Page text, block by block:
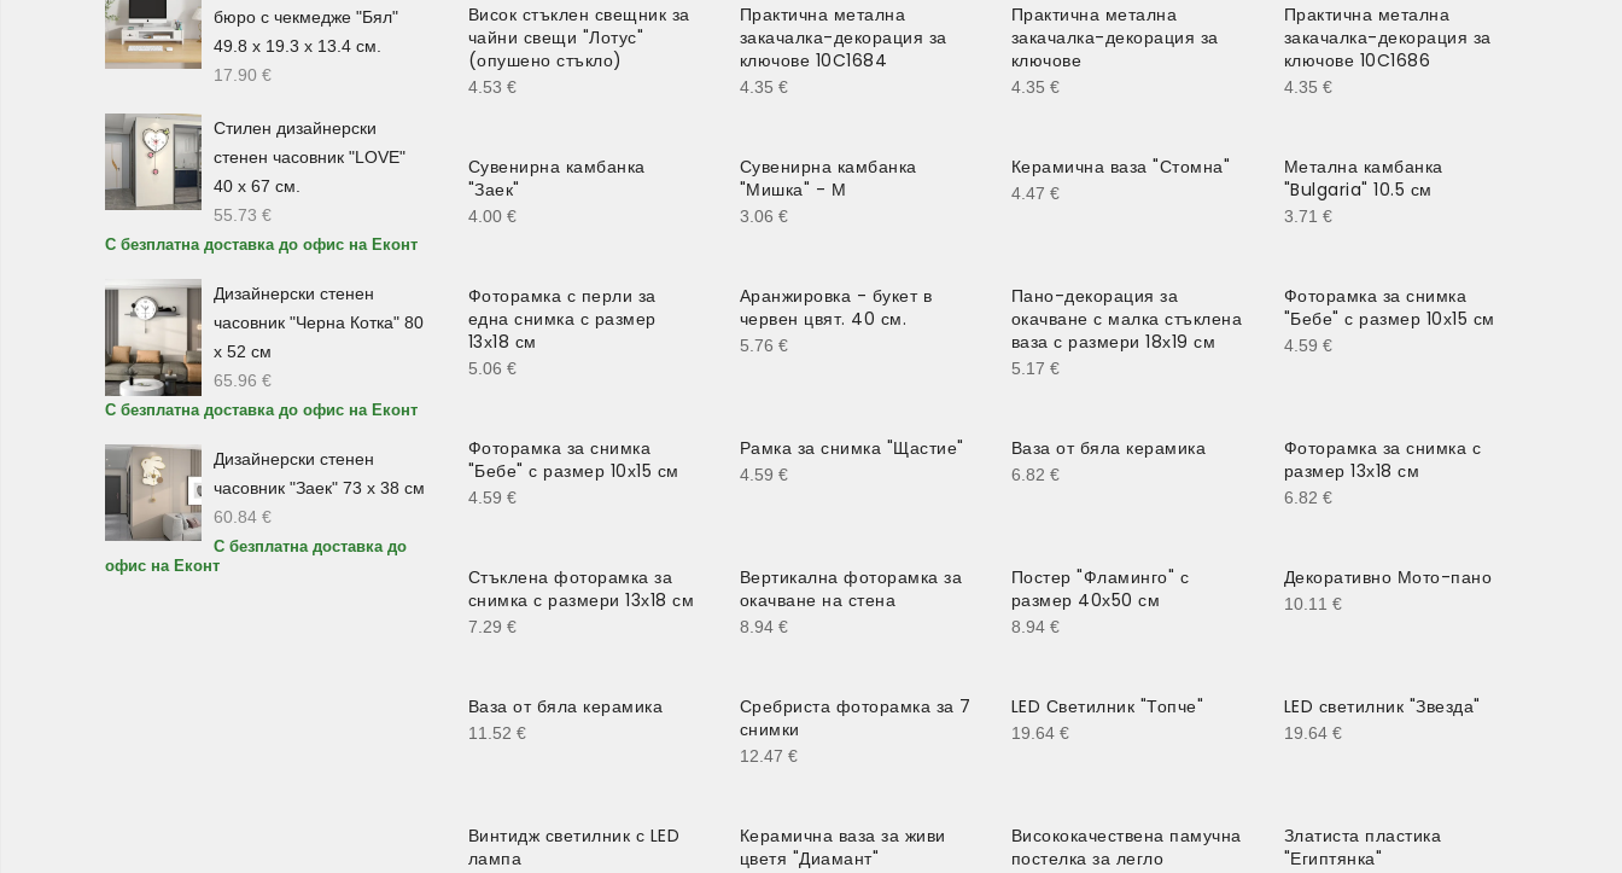
Висок стъклен свещник за
чайни свещи "Лотус"
(опушено стъкло)
4.53 €
Практична метална
закачалка-декорация за
ключове 10C1684
4.35 €
Практична метална
закачалка-декорация за
ключове
4.35 €
Практична метална
закачалка-декорация за
ключове 10C1686
4.35 €
Сувенирна камбанка
"Заек"
4.00 €
Сувенирна камбанка
"Мишка" - М
3.06 €
Керамична ваза "Стомна"
4.47 €
Метална камбанка
"Bulgaria" 10.5 см
3.71 €
Фоторамка с перли за
една снимка с размер
13х18 см
5.06 €
Аранжировка - букет в
червен цвят. 40 см.
5.76 €
Пано-декорация за
окачване с малка стъклена
ваза с размери 18х19 см
5.17 €
Фоторамка за снимка
"Бебе" с размер 10х15 см
4.59 €
Фоторамка за снимка
"Бебе" с размер 10х15 см
4.59 €
Рамка за снимка "Щастие"
4.59 €
Ваза от бяла керамика
6.82 €
Фоторамка за снимка с
размер 13х18 см
6.82 €
Стъклена фоторамка за
снимка с размери 13х18 см
7.29 €
Вертикална фоторамка за
окачване на стена
8.94 €
Постер "Фламинго" с
размер 40х50 см
8.94 €
Декоративно Мото-пано
10.11 €
Ваза от бяла керамика
11.52 €
Сребриста фоторамка за 7
снимки
12.47 €
LED Светилник "Топче"
19.64 €
LED светилник "Звезда"
19.64 €
Винтидж светилник с LED
лампа
Керамична ваза за живи
цветя "Диамант"
Висококачествена памучна
постелка за легло
Златиста пластика
"Египтянка"
бюро с чекмедже "Бял"
49.8 х 19.3 х 13.4 см.
17.90 €
Стилен дизайнерски
стенен часовник "LOVE"
40 х 67 см.
55.73 €
С безплатна доставка до офис на Еконт
Дизайнерски стенен
часовник "Черна Котка" 80
х 52 см
65.96 €
С безплатна доставка до офис на Еконт
Дизайнерски стенен
часовник "Заек" 73 х 38 см
60.84 €
С безплатна доставка до
офис на Еконт